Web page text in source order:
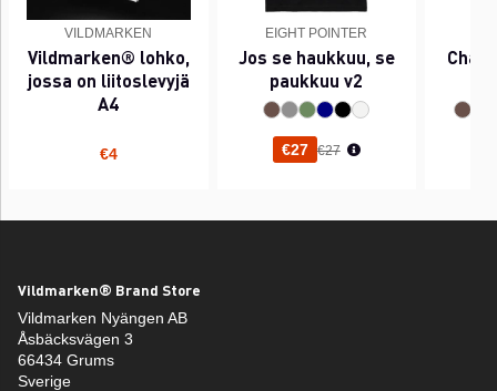
VILDMARKEN
Vildmarken® lohko,
jossa on liitoslevyjä
A4
€4
EIGHT POINTER
Jos se haukkuu, se
paukkuu v2
€27 Normaali hinta
€27
Vildmarken® Brand Store
Vildmarken Nyängen AB
Åsbäcksvägen 3
66434 Grums
Sverige